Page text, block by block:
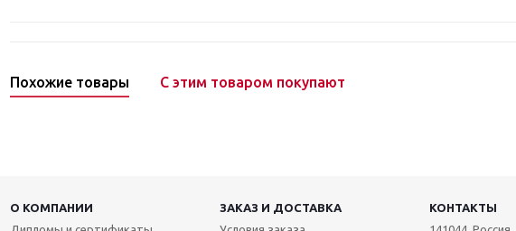
Похожие товары С этим товаром покупают
О КОМПАНИИ ЗАКАЗ И ДОСТАВКА
КОНТАКТЫ